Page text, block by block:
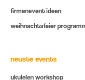
firmenevent ideen
weihnachtsfeier
neuste events
ukulelen workshop